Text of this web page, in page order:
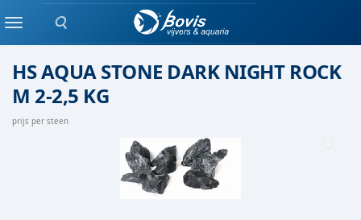
Zoeken
MenuSteen
HS AQUA STONE DARK NIGHT ROCK
M 2-2,5 KG
prijs per steen